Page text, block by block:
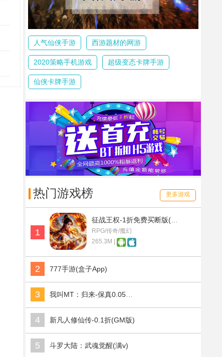
人气仙侠手游 西游题材的网游
2020策略手机游戏 超级变态卡牌手游
仙侠卡牌手游
热门游戏榜 更多游戏
1
RPG/传奇/魔幻
265.3M |
2 777手游(盒子App)
3
4 新凡人修仙传-0.1折(GM版)
5 斗罗大陆：武魂觉醒(满v)